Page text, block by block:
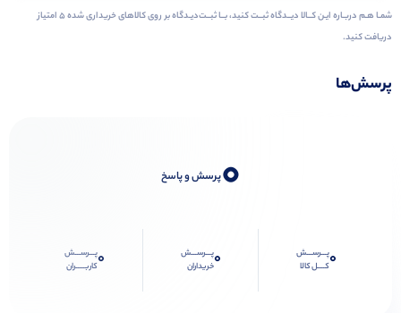
شمـا هـم دربـاره ایـن کــالا دیــدگاه ثبــت کنید، بــا ثبــت‌دیـدگاه بر روی کالاهای خریداری شده ۵ امتیاز
دریافت کنید.
پرسش‌ها
0پرسش و پاسخ
0پـــرســـش
کــــل کالا
0پـــرســـش
خریداران
0پـــرســـش
کاربـــــران